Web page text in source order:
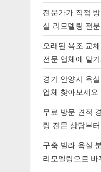
전문가가 직접
실 리모델링 전
오래된 욕조 교
전문 업체에 맡
경기 안양시 욕
업체 찾아보세요
무료 방문 견적
링 전문 상담부
구축 빌라 욕실
리모델링으로 바